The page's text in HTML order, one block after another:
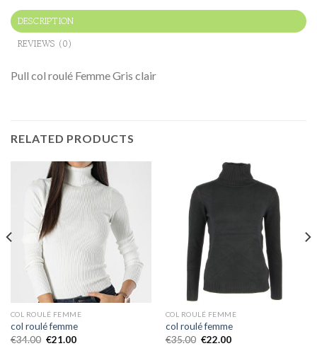
DESCRIPTION
REVIEWS (0)
Pull col roulé Femme Gris clair
RELATED PRODUCTS
COL ROULÉ FEMME
col roulé femme
€34.00 €21.00
COL ROULÉ FEMME
col roulé femme
€35.00 €22.00